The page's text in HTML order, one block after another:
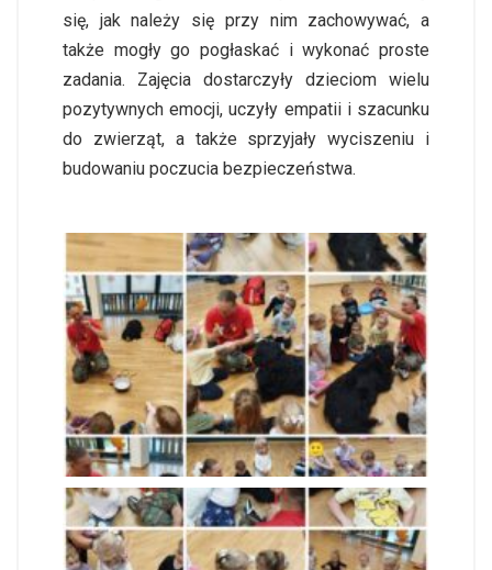
się, jak należy się przy nim zachowywać, a
także mogły go pogłaskać i wykonać proste
zadania. Zajęcia dostarczyły dzieciom wielu
pozytywnych emocji, uczyły empatii i szacunku
do zwierząt, a także sprzyjały wyciszeniu i
budowaniu poczucia bezpieczeństwa.